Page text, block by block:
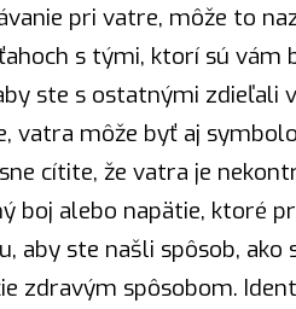
pri vatre, môže to
s tými, ktorí sú vám
ste s ostatnými zdieľali
vatra môže byť aj
cítite, že vatra je
boj alebo napätie, ktoré
aby ste našli spôsob,
zdravým spôsobom.